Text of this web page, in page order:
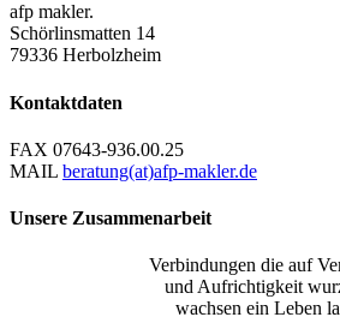
afp makler.
Schörlinsmatten 14
79336 Herbolzheim
Kontaktdaten
FAX 07643-936.00.25
MAIL beratung(at)afp-makler.de
Unsere Zusammenarbeit
Verbindungen die auf
und Aufrichtigkeit
wachsen ein Leben